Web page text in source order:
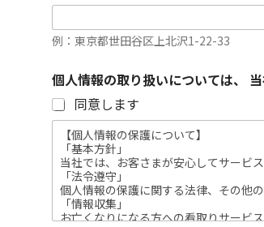
例：東京都世田谷区上北沢1-22-33
個人情報の取り扱いについては、
同意します
【個人情報の保護について】
「基本方針」
当社では、お客さまが安心してサービ
「法令遵守」
個人情報の保護に関する法律、その他
「情報収集」
お亡くなりになる方への看取りサービ